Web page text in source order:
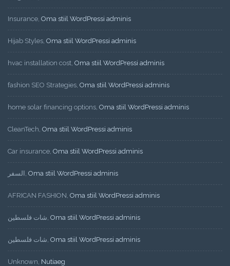
Insurance, Oma stiil WordPressi adminis
Hijab Styles, Oma stiil WordPressi adminis
hvac installation cost, Oma stiil WordPressi adminis
fashion SEO Strategies, Oma stiil WordPressi adminis
home solar financing options, Oma stiil WordPressi adminis
CleanTech, Oma stiil WordPressi adminis
Car insurance, Oma stiil WordPressi adminis
السفر , Oma stiil WordPressi adminis
AFRICAN FASHION, Oma stiil WordPressi adminis
شات فلسطين, Oma stiil WordPressi adminis
شات فلسطين, Oma stiil WordPressi adminis
Unknown, Nutiaeg